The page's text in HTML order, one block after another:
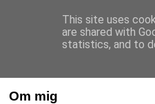
Om mig
This site uses
are shared with
statistics, and to